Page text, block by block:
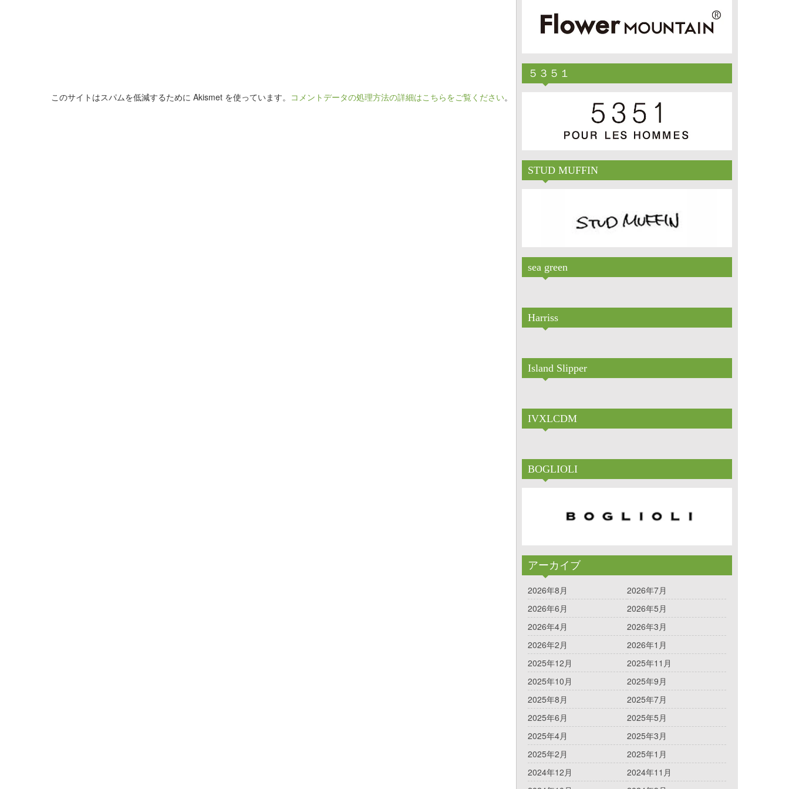
このサイトはスパムを低減するために Akismet を使っています。 コメントデータの処理方法の詳細はこちらをご覧ください。
５３５１
STUD MUFFIN
sea green
Harriss
Island Slipper
IVXLCDM
BOGLIOLI
アーカイブ
2026年8月
2026年7月
2026年6月
2026年5月
2026年4月
2026年3月
2026年2月
2026年1月
2025年12月
2025年11月
2025年10月
2025年9月
2025年8月
2025年7月
2025年6月
2025年5月
2025年4月
2025年3月
2025年2月
2025年1月
2024年12月
2024年11月